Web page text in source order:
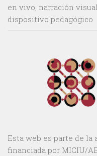
en vivo, narración
dispositivo pedagógico
Esta web es parte de la
financiada por MICIU/